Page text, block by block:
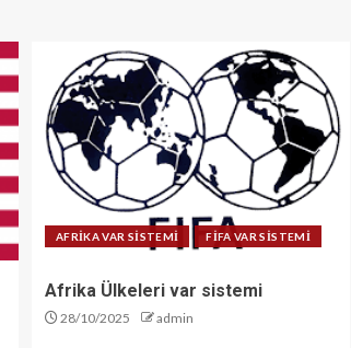
AFRİKA VAR SİSTEMİ FİFA VAR SİSTEMİ
Afrika Ülkeleri var sistemi
28/10/2025 admin